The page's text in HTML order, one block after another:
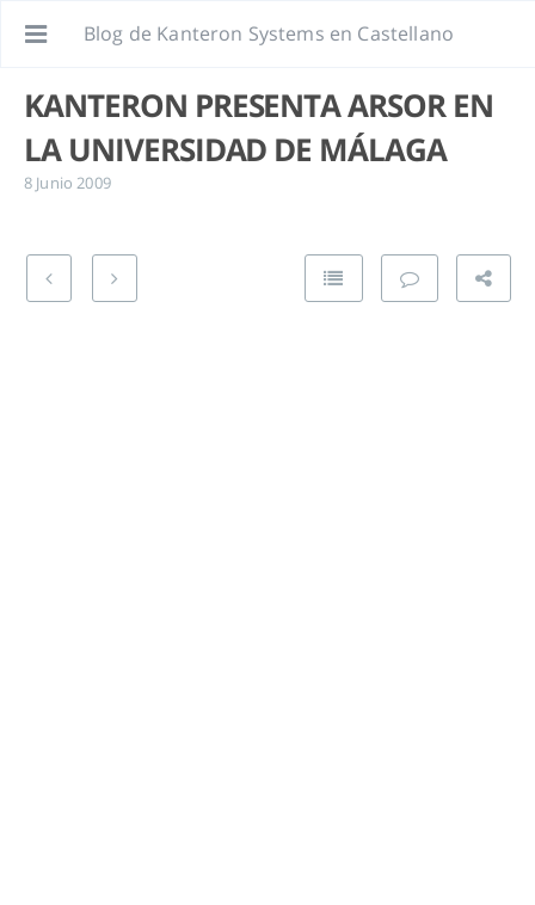
Blog de Kanteron Systems en Castellano
KANTERON PRESENTA ARSOR EN
LA UNIVERSIDAD DE MÁLAGA
8 Junio 2009